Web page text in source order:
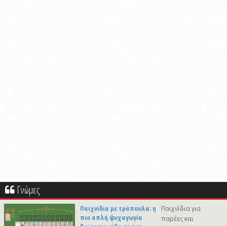
Γνώμες
Παιχνίδια με τράπουλα: η
πιο απλή ψυχαγωγία
Παιχνίδια για
παρέες και